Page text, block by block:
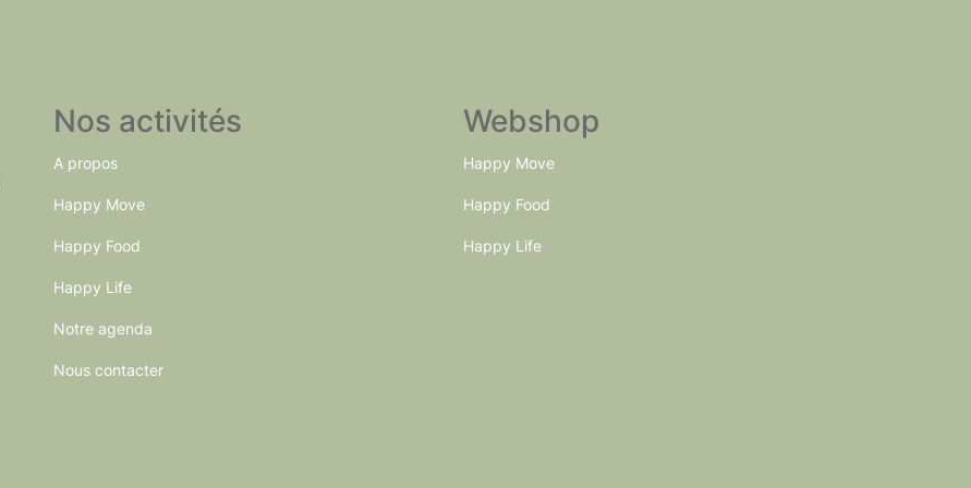
page
Nos activités
A propos
Happy Move
Happy Food
Happy Life
Notre agenda
Nous contacter
Webshop
Happy Move
Happy Food
Happy Life